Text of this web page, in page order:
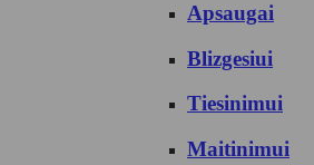
Apsaugai
Blizgesiui
Tiesinimui
Maitinimui